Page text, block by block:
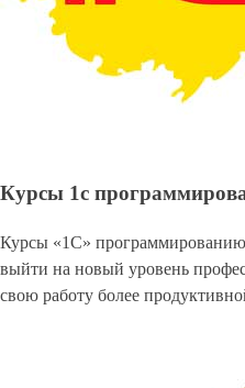
Курсы 1с
Курсы «1С»
выйти на новый уровень
свою работу более